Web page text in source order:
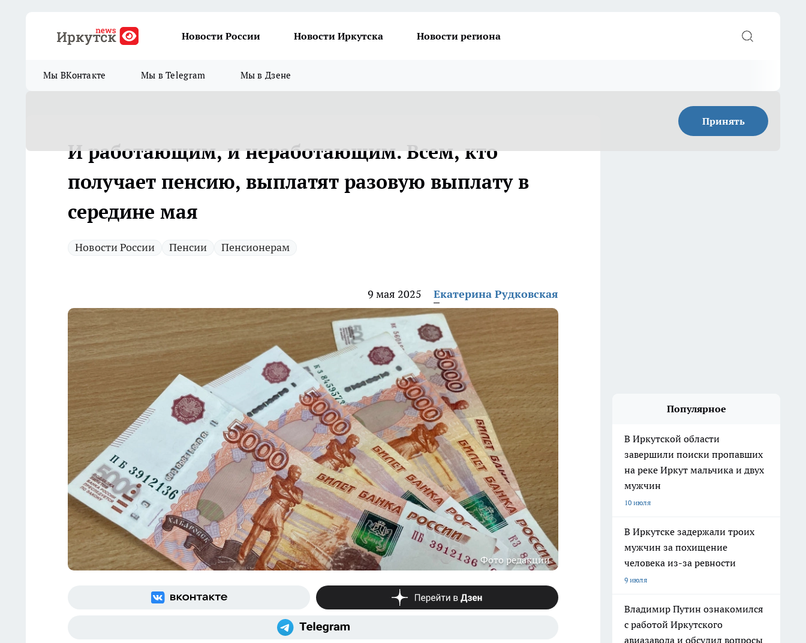
Новости России Новости Иркутска Новости региона
Мы ВКонтакте Мы в Telegram Мы в Дзене
Принять
И работающим, и неработающим. Всем, кто
получает пенсию, выплатят разовую выплату в
середине мая
Новости России Пенсии Пенсионерам
9 мая 2025 Екатерина Рудковская
Фото редакции
Популярное
В Иркутской области
завершили поиски пропавших
на реке Иркут мальчика и двух
мужчин
10 июля
В Иркутске задержали троих
мужчин за похищение
человека из-за ревности
9 июля
Владимир Путин ознакомился
с работой Иркутского
авиазавода и обсудил вопросы